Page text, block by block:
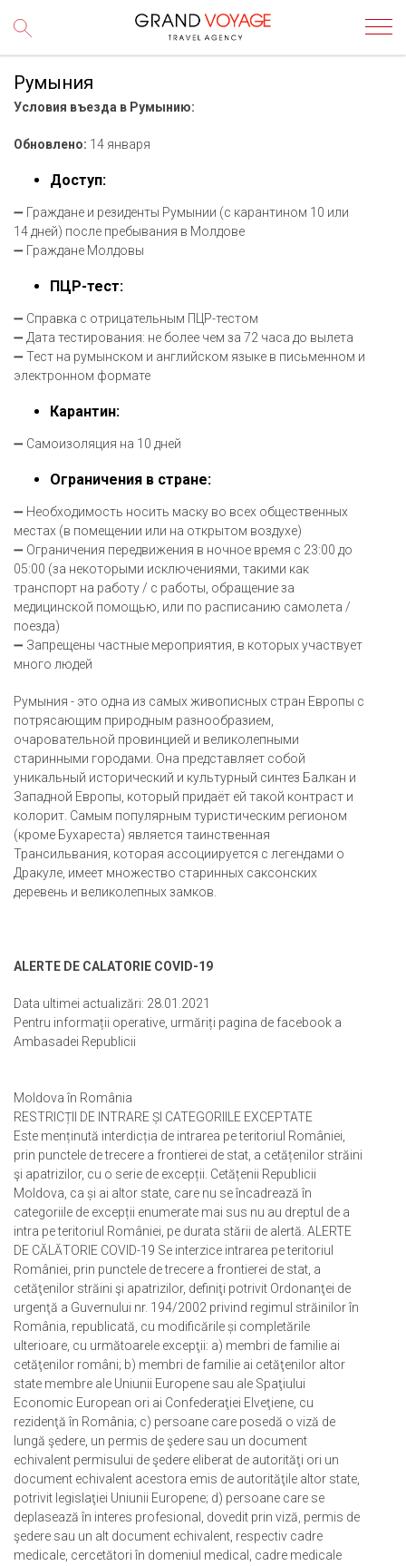
Румыния
Условия въезда в Румынию:
Обновлено: 14 января
Доступ:
➖ Граждане и резиденты Румынии (с карантином 10 или
14 дней) после пребывания в Молдове
➖ Граждане Молдовы
ПЦР-тест:
➖ Справка с отрицательным ПЦР-тестом
➖ Дата тестирования: не более чем за 72 часа до вылета
➖ Тест на румынском и английском языке в письменном и
электронном формате
Карантин:
➖ Самоизоляция на 10 дней
Ограничения в стране:
➖ Необходимость носить маску во всех общественных
местах (в помещении или на открытом воздухе)
➖ Ограничения передвижения в ночное время с 23:00 до
05:00 (за некоторыми исключениями, такими как
транспорт на работу / с работы, обращение за
медицинской помощью, или по расписанию самолета /
поезда)
➖ Запрещены частные мероприятия, в которых участвует
много людей
Румыния - это одна из самых живописных стран Европы с
потрясающим природным разнообразием,
очаровательной провинцией и великолепными
старинными городами. Она представляет собой
уникальный исторический и культурный синтез Балкан и
Западной Европы, который придаёт ей такой контраст и
колорит. Самым популярным туристическим регионом
(кроме Бухареста) является таинственная
Трансильвания, которая ассоциируется с легендами о
Дракуле, имеет множество старинных саксонских
деревень и великолепных замков.
ALERTE DE CALATORIE COVID-19
Data ultimei actualizări: 28.01.2021
Pentru informații operative, urmăriți pagina de facebook a
Ambasadei Republicii
Moldova în România
RESTRICȚII DE INTRARE ȘI CATEGORIILE EXCEPTATE
Este menținută interdicția de intrarea pe teritoriul României,
prin punctele de trecere a frontierei de stat, a cetățenilor străini
şi apatrizilor, cu o serie de excepții. Cetățenii Republicii
Moldova, ca și ai altor state, care nu se încadrează în
categoriile de excepții enumerate mai sus nu au dreptul de a
intra pe teritoriul României, pe durata stării de alertă. ALERTE
DE CĂLĂTORIE COVID-19 Se interzice intrarea pe teritoriul
României, prin punctele de trecere a frontierei de stat, a
cetăţenilor străini şi apatrizilor, definiţi potrivit Ordonanţei de
urgenţă a Guvernului nr. 194/2002 privind regimul străinilor în
România, republicată, cu modificările și completările
ulterioare, cu următoarele excepţii: a) membri de familie ai
cetăţenilor români; b) membri de familie ai cetăţenilor altor
state membre ale Uniunii Europene sau ale Spaţiului
Economic European ori ai Confederaţiei Elveţiene, cu
rezidenţă în România; c) persoane care posedă o viză de
lungă şedere, un permis de şedere sau un document
echivalent permisului de şedere eliberat de autorităţi ori un
document echivalent acestora emis de autorităţile altor state,
potrivit legislaţiei Uniunii Europene; d) persoane care se
deplasează în interes profesional, dovedit prin viză, permis de
şedere sau un alt document echivalent, respectiv cadre
medicale, cercetători în domeniul medical, cadre medicale